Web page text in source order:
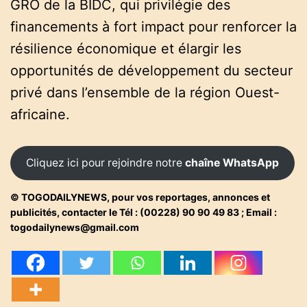
GRO de la BIDC, qui privilégie des
financements à fort impact pour renforcer la
résilience économique et élargir les
opportunités de développement du secteur
privé dans l’ensemble de la région Ouest-
africaine.
Cliquez ici pour rejoindre notre chaîne WhatsApp
© TOGODAILYNEWS, pour vos reportages, annonces et
publicités, contacter le Tél : (00228) 90 90 49 83 ; Email :
togodailynews@gmail.com